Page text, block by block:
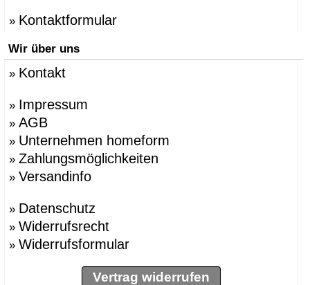
» Kontaktformular
Wir über uns
» Kontakt
» Impressum
» AGB
» Unternehmen homeform
» Zahlungsmöglichkeiten
» Versandinfo
» Datenschutz
» Widerrufsrecht
» Widerrufsformular
Vertrag widerrufen